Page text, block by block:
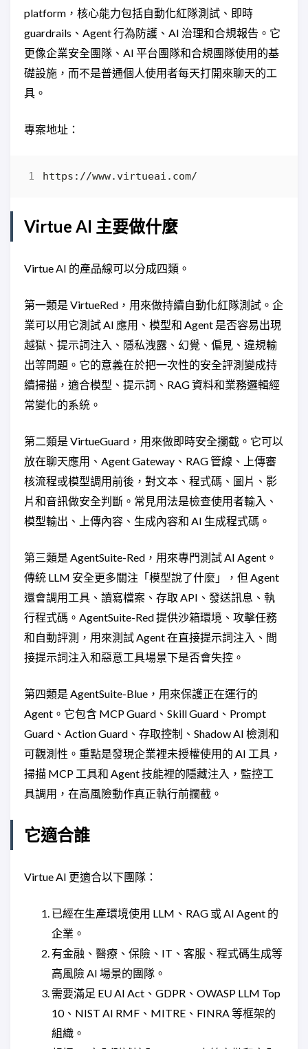
platform，核心能力包括自動化紅隊測試、即時
guardrails、Agent 行為防護、AI 治理和合規報告。它
更像企業安全團隊、AI 平台團隊和合規團隊使用的基
礎設施，而不是普通個人使用者每天打開來聊天的工
具。
專案地址：
Virtue AI 主要做什麼
Virtue AI 的產品線可以分成四類。
第一類是 VirtueRed，用來做持續自動化紅隊測試。企
業可以用它測試 AI 應用、模型和 Agent 是否容易出現
越獄、提示詞注入、隱私洩露、幻覺、偏見、違規輸
出等問題。它的意義在於把一次性的安全評測變成持
續掃描，適合模型、提示詞、RAG 資料和業務邏輯經
常變化的系統。
第二類是 VirtueGuard，用來做即時安全攔截。它可以
放在聊天應用、Agent Gateway、RAG 管線、上傳審
核流程或模型調用前後，對文本、程式碼、圖片、影
片和音訊做安全判斷。常見用法是檢查使用者輸入、
模型輸出、上傳內容、生成內容和 AI 生成程式碼。
第三類是 AgentSuite-Red，用來專門測試 AI Agent。
傳統 LLM 安全更多關注「模型說了什麼」，但 Agent
還會調用工具、讀寫檔案、存取 API、發送訊息、執
行程式碼。AgentSuite-Red 提供沙箱環境、攻擊任務
和自動評測，用來測試 Agent 在直接提示詞注入、間
接提示詞注入和惡意工具場景下是否會失控。
第四類是 AgentSuite-Blue，用來保護正在運行的
Agent。它包含 MCP Guard、Skill Guard、Prompt
Guard、Action Guard、存取控制、Shadow AI 檢測和
可觀測性。重點是發現企業裡未授權使用的 AI 工具，
掃描 MCP 工具和 Agent 技能裡的隱藏注入，監控工
具調用，在高風險動作真正執行前攔截。
它適合誰
Virtue AI 更適合以下團隊：
已經在生產環境使用 LLM、RAG 或 AI Agent 的
企業。
有金融、醫療、保險、IT、客服、程式碼生成等
高風險 AI 場景的團隊。
需要滿足 EU AI Act、GDPR、OWASP LLM Top
10、NIST AI RMF、MITRE、FINRA 等框架的
組織。